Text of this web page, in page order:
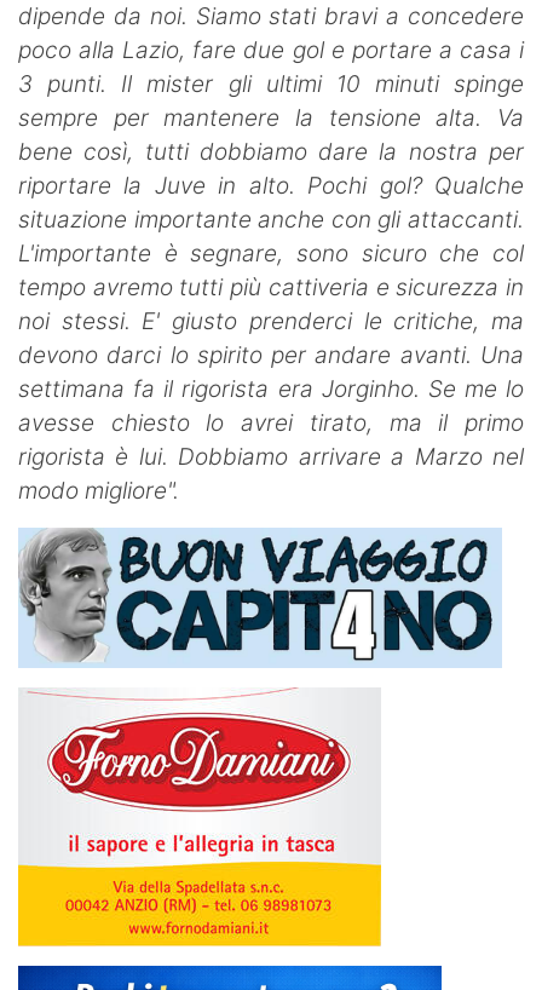
dipende da noi. Siamo stati bravi a concedere
poco alla Lazio, fare due gol e portare a casa i
3 punti. Il mister gli ultimi 10 minuti spinge
sempre per mantenere la tensione alta. Va
bene così, tutti dobbiamo dare la nostra per
riportare la Juve in alto. Pochi gol? Qualche
situazione importante anche con gli attaccanti.
L'importante è segnare, sono sicuro che col
tempo avremo tutti più cattiveria e sicurezza in
noi stessi. E' giusto prenderci le critiche, ma
devono darci lo spirito per andare avanti. Una
settimana fa il rigorista era Jorginho. Se me lo
avesse chiesto lo avrei tirato, ma il primo
rigorista è lui. Dobbiamo arrivare a Marzo nel
modo migliore".